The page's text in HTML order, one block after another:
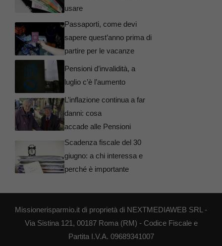
usare
Passaporti, come devi
sapere quest’anno prima di
partire per le vacanze
Pensioni d’invalidità, a
luglio c’è l’aumento
L’inflazione continua a far
danni: cosa
accade alle Pensioni
Scadenza fiscale del 30
giugno: a chi interessa e
perché è importante
Missionerisparmio.it di proprietà di NEXTMEDIAWEB SRL -
Via Sistina 121, 00187 Roma (RM) - Codice Fiscale e
Partita I.V.A. 09689341007